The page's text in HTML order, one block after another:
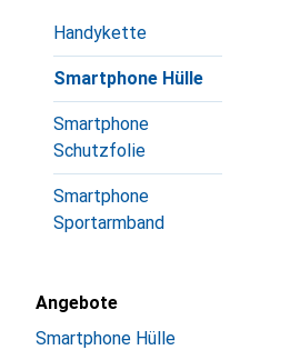
Handykette
Smartphone Hülle
Smartphone
Schutzfolie
Smartphone
Sportarmband
Angebote
Smartphone Hülle